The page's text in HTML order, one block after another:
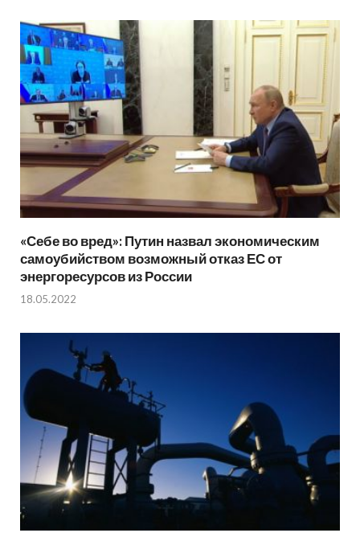
«Себе во вред»: Путин назвал экономическим
самоубийством возможный отказ ЕС от
энергоресурсов из России
18.05.2022